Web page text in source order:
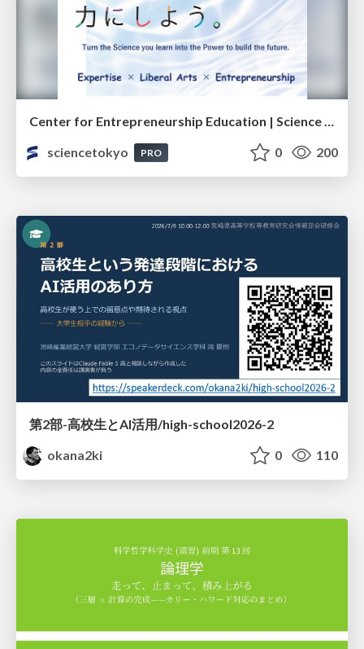
sciencetokyo
PRO 0 200
第2部-高校生とAI活用/high-school2026-2
okana2ki
0 110